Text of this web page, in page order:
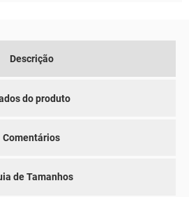
Descrição
do produto
Comentários
de Tamanhos